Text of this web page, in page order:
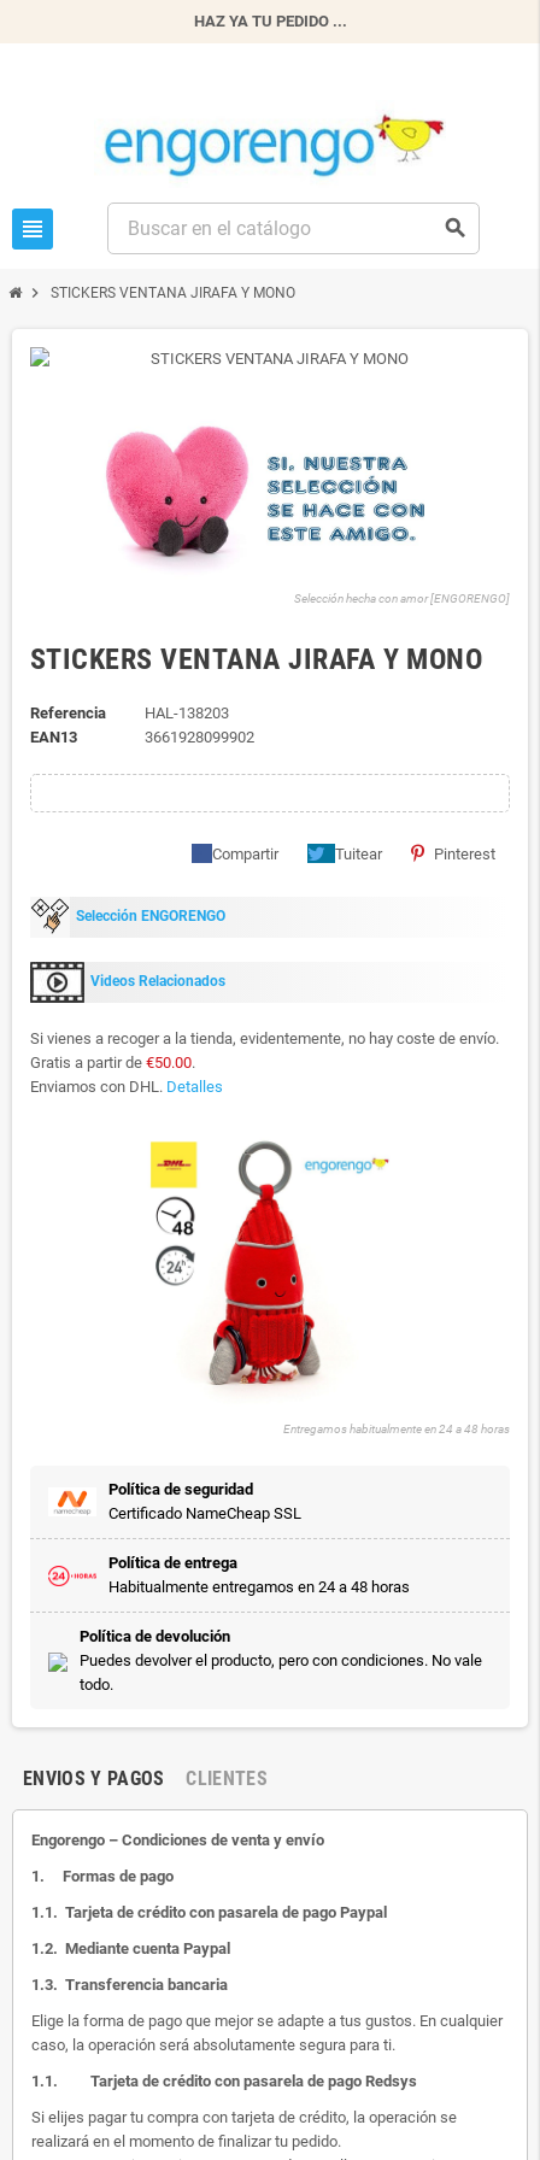
HAZ YA TU PEDIDO ...
view_headline search
chevron_right STICKERS VENTANA JIRAFA Y MONO
Selección hecha con amor [ENGORENGO]
STICKERS VENTANA JIRAFA Y MONO
Referencia
HAL-138203
EAN13
3661928099902
Compartir Tuitear Pinterest
Selección ENGORENGO
Videos Relacionados
Si vienes a recoger a la tienda, evidentemente, no hay coste de envío.
Gratis a partir de €50.00.
Enviamos con DHL. Detalles
Entregamos habitualmente en 24 a 48 horas
Política de seguridad
Certificado NameCheap SSL
Política de entrega
Habitualmente entregamos en 24 a 48 horas
Política de devolución
Puedes devolver el producto, pero con condiciones. No vale
todo.
ENVIOS Y PAGOS CLIENTES
Engorengo – Condiciones de venta y envío
1. Formas de pago
1.1. Tarjeta de crédito con pasarela de pago Paypal
1.2. Mediante cuenta Paypal
1.3. Transferencia bancaria
Elige la forma de pago que mejor se adapte a tus gustos. En cualquier
caso, la operación será absolutamente segura para ti.
1.1. Tarjeta de crédito con pasarela de pago Redsys
Si elijes pagar tu compra con tarjeta de crédito, la operación se
realizará en el momento de finalizar tu pedido.